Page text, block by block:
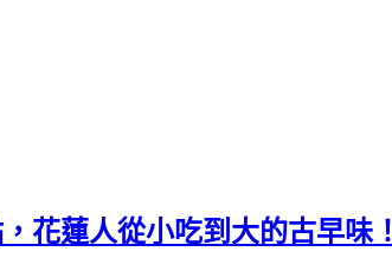
花蓮人從小吃到大的古早味！